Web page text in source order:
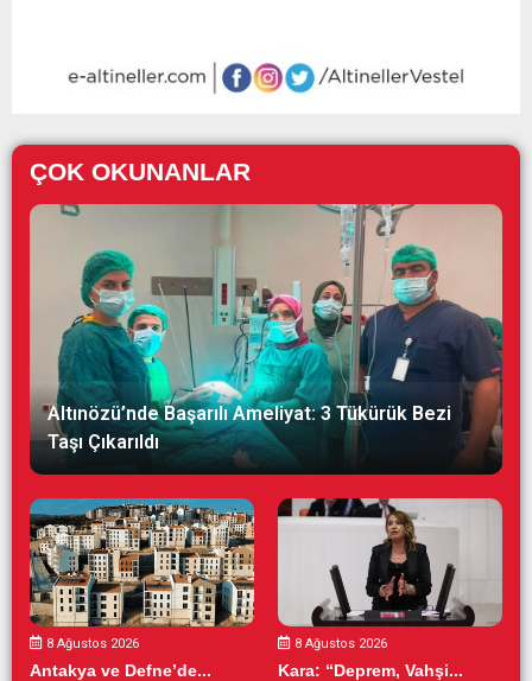
ÇOK OKUNANLAR
Altınözü’nde Başarılı Ameliyat: 3 Tükürük Bezi
Taşı Çıkarıldı
8 Ağustos 2026
Antakya ve Defne’de...
8 Ağustos 2026
Kara: “Deprem, Vahşi...